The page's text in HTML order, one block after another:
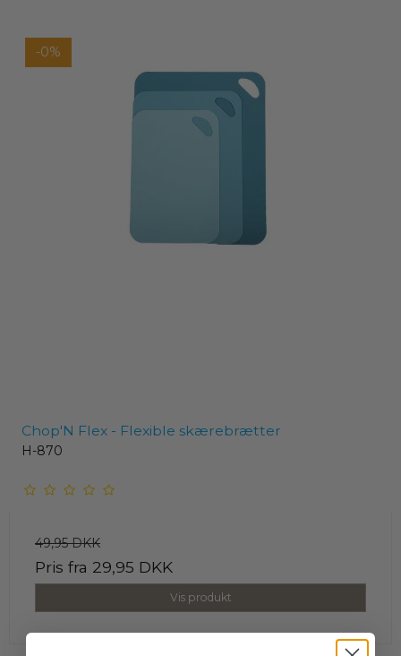
-0%
Chop'N Flex - Flexible skærebrætter
H-870
49,95 DKK
Pris fra 29,95 DKK
Vis produkt